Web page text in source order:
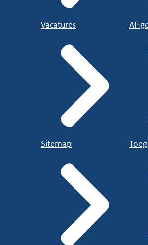
Vacatures
Sitemap
AI-